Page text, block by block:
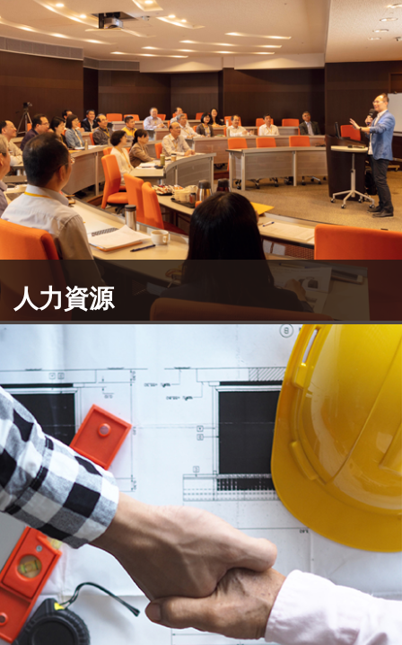
人力資源
CTCI致力成為全球最值得信賴的統包工程公司，歡
迎專業的你加入我們的團隊，一起發現讓人信賴的
理由。
了解更多